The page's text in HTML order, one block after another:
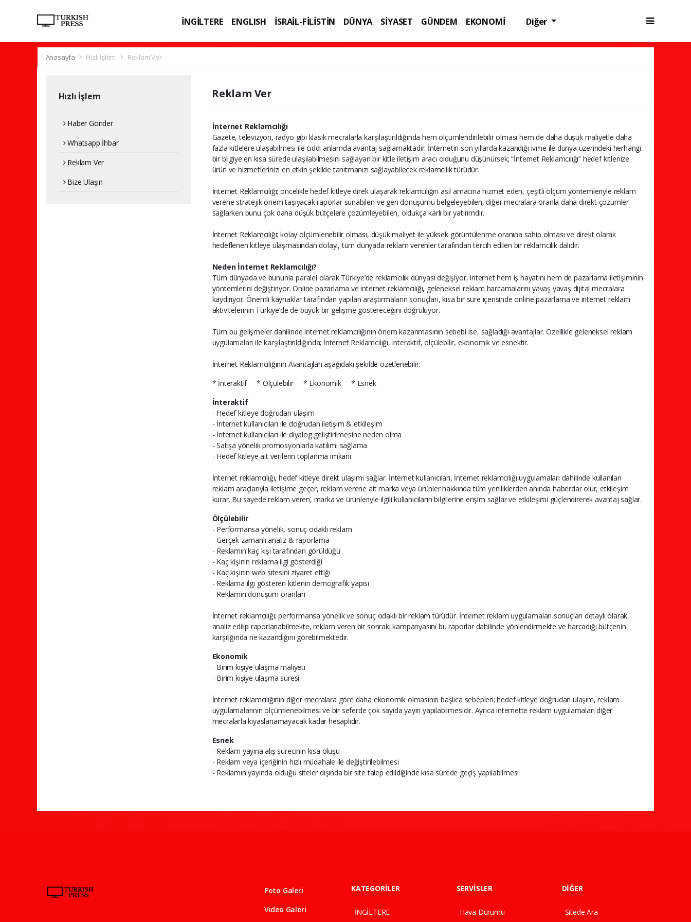
İNGİLTERE ENGLISH İSRAİL-FİLİSTİN DÜNYA SİYASET GÜNDEM
EKONOMİ
Diğer
Anasayfa Hızlı İşlem Reklam Ver
Hızlı İşlem
Haber Gönder
Whatsapp İhbar
Reklam Ver
Bize Ulaşın
Reklam Ver
İnternet Reklamcılığı
Gazete, televizyon, radyo gibi klasik mecralarla karşılaştırıldığında hem ölçümlendirilebilir olması hem de daha düşük maliyetle daha
fazla kitlelere ulaşabilmesi ile ciddi anlamda avantaj sağlamaktadır. İnternetin son yıllarda kazandığı ivme ile dünya üzerindeki herhangi
bir bilgiye en kısa sürede ulaşılabilmesini sağlayan bir kitle iletişim aracı olduğunu düşünürsek; “İnternet Reklamcılığı” hedef kitlenize
ürün ve hizmetlerinizi en etkin şekilde tanıtmanızı sağlayabilecek reklamcılık türüdür.
İnternet Reklamcılığı; öncelikle hedef kitleye direk ulaşarak reklamcılığın asıl amacına hizmet eden, çeşitli ölçüm yöntemleriyle reklam
verene stratejik önem taşıyacak raporlar sunabilen ve geri dönüşümü belgeleyebilen, diğer mecralara oranla daha direkt çözümler
sağlarken bunu çok daha düşük bütçelere çözümleyebilen, oldukça karlı bir yatırımdır.
İnternet Reklamcılığı; kolay ölçümlenebilir olması, düşük maliyet ile yüksek görüntülenme oranına sahip olması ve direkt olarak
hedeflenen kitleye ulaşmasından dolayı, tüm dünyada reklam verenler tarafından tercih edilen bir reklamcılık dalıdır.
Neden İnternet Reklamcılığı?
Tüm dünyada ve bununla paralel olarak Türkiye’de reklamcılık dünyası değişiyor, internet hem iş hayatını hem de pazarlama iletişiminin
yöntemlerini değiştiriyor. Online pazarlama ve internet reklamcılığı, geleneksel reklam harcamalarını yavaş yavaş dijital mecralara
kaydırıyor. Önemli kaynaklar tarafından yapılan araştırmaların sonuçları, kısa bir süre içerisinde online pazarlama ve internet reklam
aktivitelerinin Türkiye’de de büyük bir gelişme göstereceğini doğruluyor.
Tüm bu gelişmeler dahilinde internet reklamcılığının önem kazanmasının sebebi ise, sağladığı avantajlar. Özellikle geleneksel reklam
uygulamaları ile karşılaştırıldığında; İnternet Reklamcılığı, interaktif, ölçülebilir, ekonomik ve esnektir.
İnternet Reklamcılığının Avantajları aşağıdaki şekilde özetlenebilir:
* İnteraktif * Ölçülebilir * Ekonomik * Esnek
İnteraktif
- Hedef kitleye doğrudan ulaşım
- İnternet kullanıcıları ile doğrudan iletişim & etkileşim
- İnternet kullanıcıları ile diyalog geliştirilmesine neden olma
- Satışa yönelik promosyonlarla katılımı sağlama
- Hedef kitleye ait verilerin toplanma imkanı
İnternet reklamcılığı, hedef kitleye direkt ulaşımı sağlar. İnternet kullanıcıları, İnternet reklamcılığı uygulamaları dahilinde kullanılan
reklam araçlarıyla iletişime geçer, reklam verene ait marka veya ürünler hakkında tüm yeniliklerden anında haberdar olur, etkileşim
kurar. Bu sayede reklam veren, marka ve ürünleriyle ilgili kullanıcıların bilgilerine erişim sağlar ve etkileşimi güçlendirerek avantaj sağlar.
Ölçülebilir
- Performansa yönelik, sonuç odaklı reklam
- Gerçek zamanlı analiz & raporlama
- Reklamın kaç kişi tarafından görüldüğü
- Kaç kişinin reklama ilgi gösterdiği
- Kaç kişinin web sitesini ziyaret ettiği
- Reklama ilgi gösteren kitlenin demografik yapısı
- Reklamın dönüşüm oranları
İnternet reklamcılığı; performansa yönelik ve sonuç odaklı bir reklam türüdür. İnternet reklam uygulamaları sonuçları detaylı olarak
analiz edilip raporlanabilmekte, reklam veren bir sonraki kampanyasını bu raporlar dahilinde yönlendirmekte ve harcadığı bütçenin
karşılığında ne kazandığını görebilmektedir.
Ekonomik
- Birim kişiye ulaşma maliyeti
- Birim kişiye ulaşma süresi
İnternet reklamcılığının diğer mecralara göre daha ekonomik olmasının başlıca sebepleri; hedef kitleye doğrudan ulaşım, reklam
uygulamalarının ölçümlenebilmesi ve bir seferde çok sayıda yayın yapılabilmesidir. Ayrıca internette reklam uygulamaları diğer
mecralarla kıyaslanamayacak kadar hesaplıdır.
Esnek
- Reklam yayına alış sürecinin kısa oluşu
- Reklam veya içeriğinin hızlı müdahale ile değiştirilebilmesi
- Reklamın yayında olduğu siteler dışında bir site talep edildiğinde kısa sürede geçiş yapılabilmesi
Foto Galeri
Video Galeri
KATEGORİLER
İNGİLTERE
SERVİSLER
Hava Durumu
DİĞER
Sitede Ara